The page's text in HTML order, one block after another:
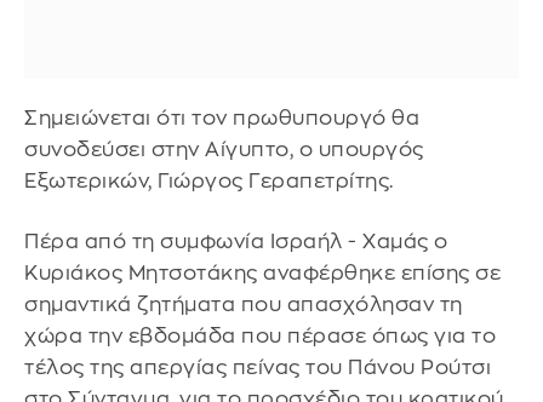
Σημειώνεται ότι τον πρωθυπουργό θα
συνοδεύσει στην Αίγυπτο, ο υπουργός
Εξωτερικών, Γιώργος Γεραπετρίτης.
Πέρα από τη συμφωνία Ισραήλ - Χαμάς ο
Κυριάκος Μητσοτάκης αναφέρθηκε επίσης σε
σημαντικά ζητήματα που απασχόλησαν τη
χώρα την εβδομάδα που πέρασε όπως για το
τέλος της απεργίας πείνας του Πάνου Ρούτσι